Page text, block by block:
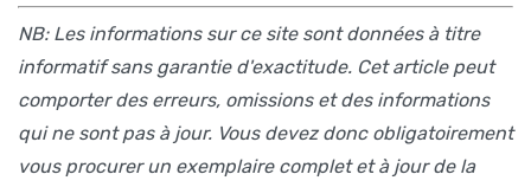
NB: Les informations sur ce site sont données à titre
informatif sans garantie d'exactitude. Cet article peut
comporter des erreurs, omissions et des informations
qui ne sont pas à jour. Vous devez donc obligatoirement
vous procurer un exemplaire complet et à jour de la